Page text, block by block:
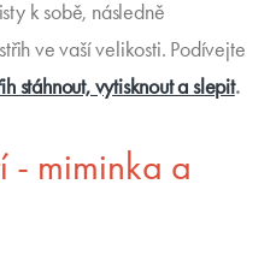
k sobě, následně
ve vaší velikosti. Podívejte
stáhnout, vytisknout a slepit.
- miminka a